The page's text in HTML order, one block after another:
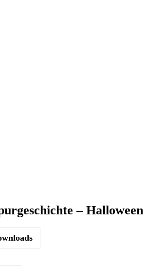
– Halloween